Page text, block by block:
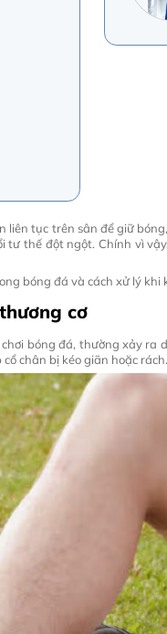
tục trên sân để giữ
tư thế đột ngột. Chính vì vậy,
bóng đá và cách xử lý khi
cơ
bóng đá, thường xảy ra
chân bị kéo giãn hoặc rách.